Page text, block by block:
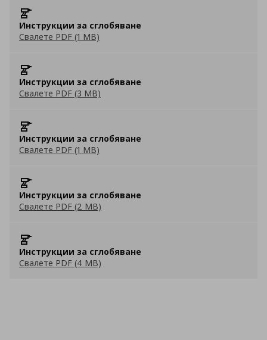
Инструкции за сглобяване
Свалете PDF (1 MB)
Инструкции за сглобяване
Свалете PDF (3 MB)
Инструкции за сглобяване
Свалете PDF (1 MB)
Инструкции за сглобяване
Свалете PDF (2 MB)
Инструкции за сглобяване
Свалете PDF (4 MB)